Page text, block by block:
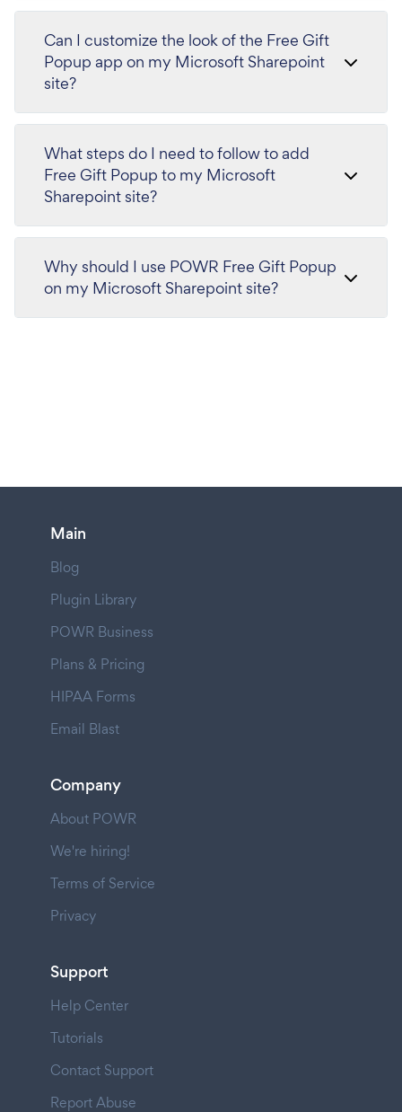
Can I customize the look of the Free Gift
Popup app on my Microsoft Sharepoint
site?
What steps do I need to follow to add
Free Gift Popup to my Microsoft
Sharepoint site?
Why should I use POWR Free Gift Popup
on my Microsoft Sharepoint site?
Main
Blog
Plugin Library
POWR Business
Plans & Pricing
HIPAA Forms
Email Blast
Company
About POWR
We're hiring!
Terms of Service
Privacy
Support
Help Center
Tutorials
Contact Support
Report Abuse